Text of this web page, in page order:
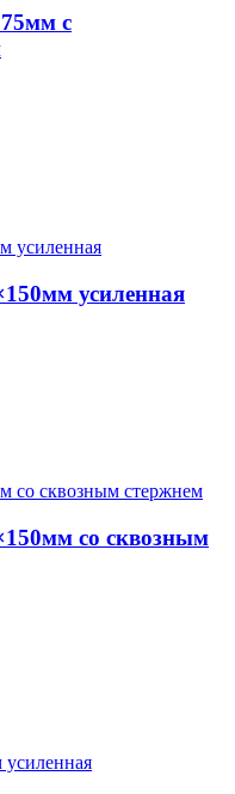
с
усиленная
со сквозным